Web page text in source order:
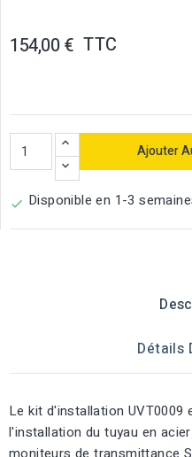
154,00 € TTC
Ajouter
 Disponible en 1-3
Détails
Le kit d'installation
l'installation du tuyau en